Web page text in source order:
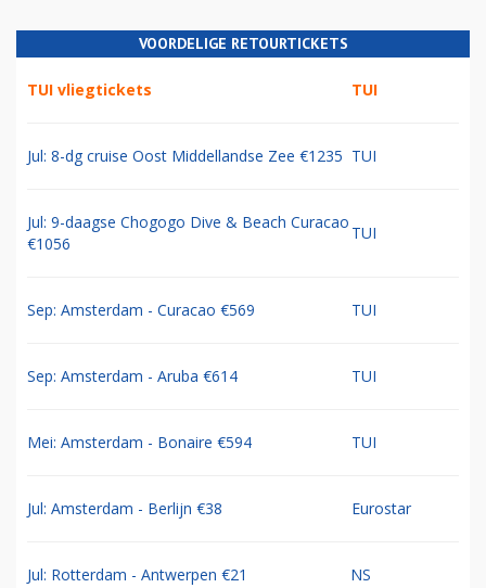
VOORDELIGE RETOURTICKETS
TUI vliegtickets TUI
Jul: 8-dg cruise Oost Middellandse Zee €1235 TUI
Jul: 9-daagse Chogogo Dive & Beach Curacao
€1056
TUI
Sep: Amsterdam - Curacao €569 TUI
Sep: Amsterdam - Aruba €614 TUI
Mei: Amsterdam - Bonaire €594 TUI
Jul: Amsterdam - Berlijn €38 Eurostar
Jul: Rotterdam - Antwerpen €21 NS